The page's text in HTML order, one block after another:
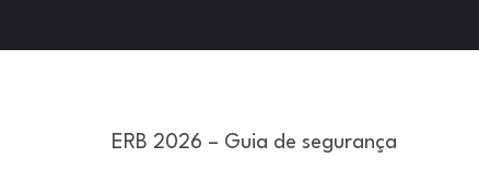
ERB 2026 – Guia de segurança